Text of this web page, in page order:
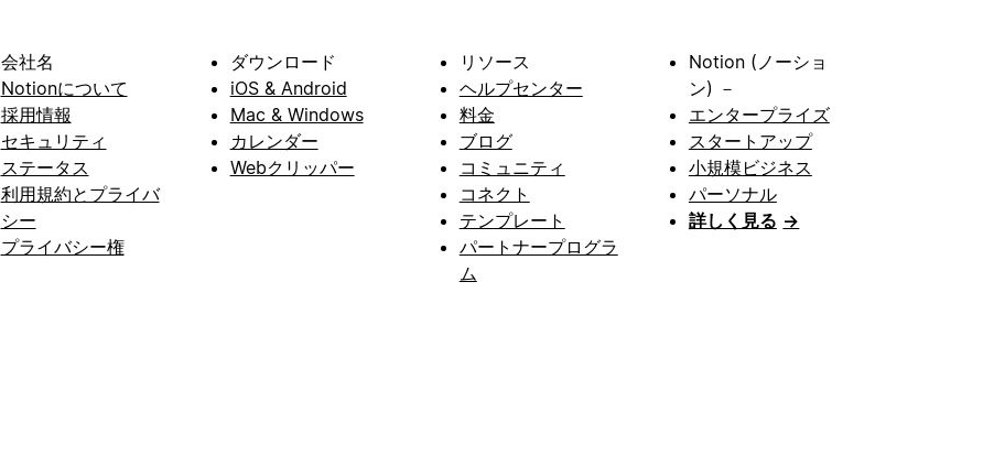
会社名
Notionについて
採用情報
セキュリティ
ステータス
利用規約とプライバ
シー
プライバシー権
ダウンロード
iOS & Android
Mac & Windows
カレンダー
Webクリッパー
リソース
ヘルプセンター
料金
ブログ
コミュニティ
コネクト
テンプレート
パートナープログラ
ム
Notion (ノーショ
ン) －
エンタープライズ
スタートアップ
小規模ビジネス
パーソナル
詳しく見る →